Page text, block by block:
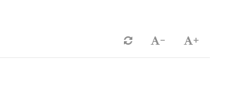
+
-